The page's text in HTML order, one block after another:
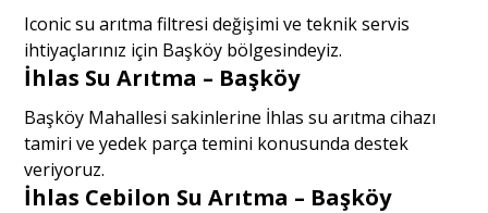
Iconic su arıtma filtresi değişimi ve teknik servis
ihtiyaçlarınız için Başköy bölgesindeyiz.
İhlas Su Arıtma – Başköy
Başköy Mahallesi sakinlerine İhlas su arıtma cihazı
tamiri ve yedek parça temini konusunda destek
veriyoruz.
İhlas Cebilon Su Arıtma – Başköy